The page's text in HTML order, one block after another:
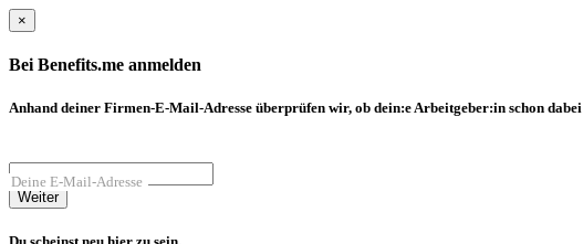
×
Bei Benefits.me anmelden
Anhand deiner Firmen-E-Mail-Adresse überprüfen wir, ob dein:e Arbeitgeber:in schon
Deine E-Mail-Adresse
Weiter